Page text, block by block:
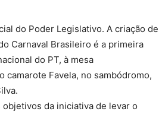
do Poder Legislativo. A criação de
Carnaval Brasileiro é a primeira
do PT, à mesa
camarote Favela, no sambódromo,
da iniciativa de levar o